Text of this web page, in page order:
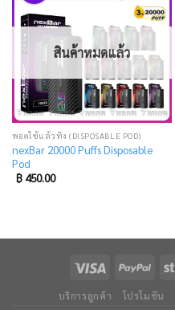
Add
to
wishlist
สินค้าหมดแล้ว
พอตใช้แล้วทิ้ง (DISPOSABLE POD)
nexBar 20000 Puffs Disposable
Pod
฿450.00
บริการลูกค้า โปรโมชัน